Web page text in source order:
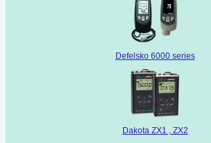
Defelsko 6000 series
Dakota ZX1 , ZX2